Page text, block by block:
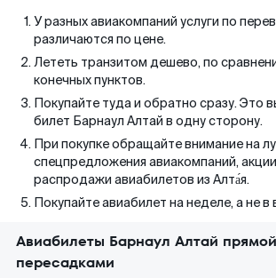
У разных авиакомпаний услуги по
различаются по цене.
Лететь транзитом дешево, по
конечных пунктов.
Покупайте туда и обратно сразу. Это
билет Барнаул Алтай в одну сторону.
При покупке обращайте внимание на
спецпредложения авиакомпаний,
распродажи авиабилетов из Алта́я.
Покупайте авиабилет на неделе, а не
Авиабилеты Барнаул Алтай
пересадками